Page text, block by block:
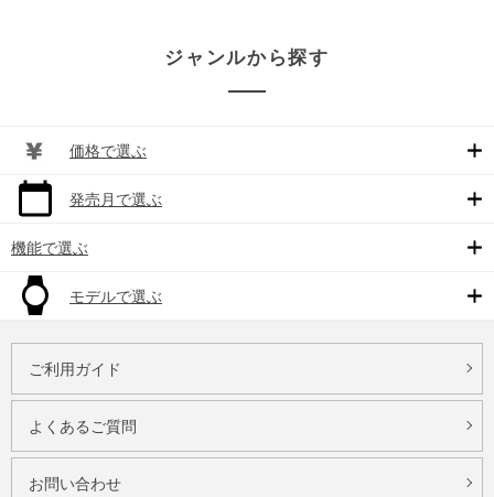
ジャンルから探す
価格で選ぶ
発売月で選ぶ
機能で選ぶ
モデルで選ぶ
ご利用ガイド
よくあるご質問
お問い合わせ